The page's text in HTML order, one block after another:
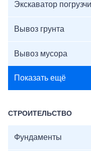
Экскаватор
Вывоз грунта
Вывоз мусора
Показать ещё
СТРОИТЕЛЬСТВО
Фундаменты